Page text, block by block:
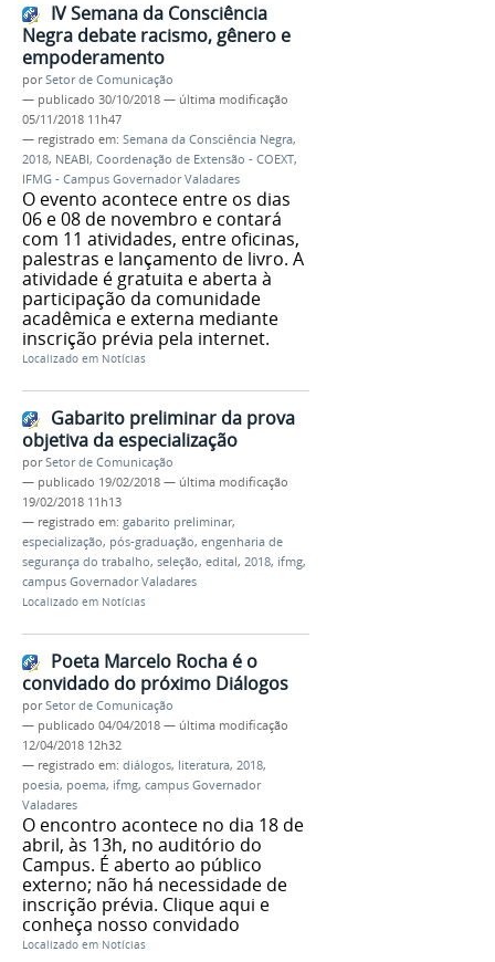
IV Semana da Consciência
Negra debate racismo, gênero e
empoderamento
porSetor de Comunicação
— publicado 30/10/2018 — última modificação
05/11/2018 11h47
— registrado em: Semana da Consciência Negra,
2018, NEABI, Coordenação de Extensão - COEXT,
IFMG - Campus Governador Valadares
O evento acontece entre os dias
06 e 08 de novembro e contará
com 11 atividades, entre oficinas,
palestras e lançamento de livro. A
atividade é gratuita e aberta à
participação da comunidade
acadêmica e externa mediante
inscrição prévia pela internet.
Localizado em Notícias
Gabarito preliminar da prova
objetiva da especialização
porSetor de Comunicação
— publicado 19/02/2018 — última modificação
19/02/2018 11h13
— registrado em: gabarito preliminar,
especialização, pós-graduação, engenharia de
segurança do trabalho, seleção, edital, 2018, ifmg,
campus Governador Valadares
Localizado em Notícias
Poeta Marcelo Rocha é o
convidado do próximo Diálogos
porSetor de Comunicação
— publicado 04/04/2018 — última modificação
12/04/2018 12h32
— registrado em: diálogos, literatura, 2018,
poesia, poema, ifmg, campus Governador
Valadares
O encontro acontece no dia 18 de
abril, às 13h, no auditório do
Campus. É aberto ao público
externo; não há necessidade de
inscrição prévia. Clique aqui e
conheça nosso convidado
Localizado em Notícias